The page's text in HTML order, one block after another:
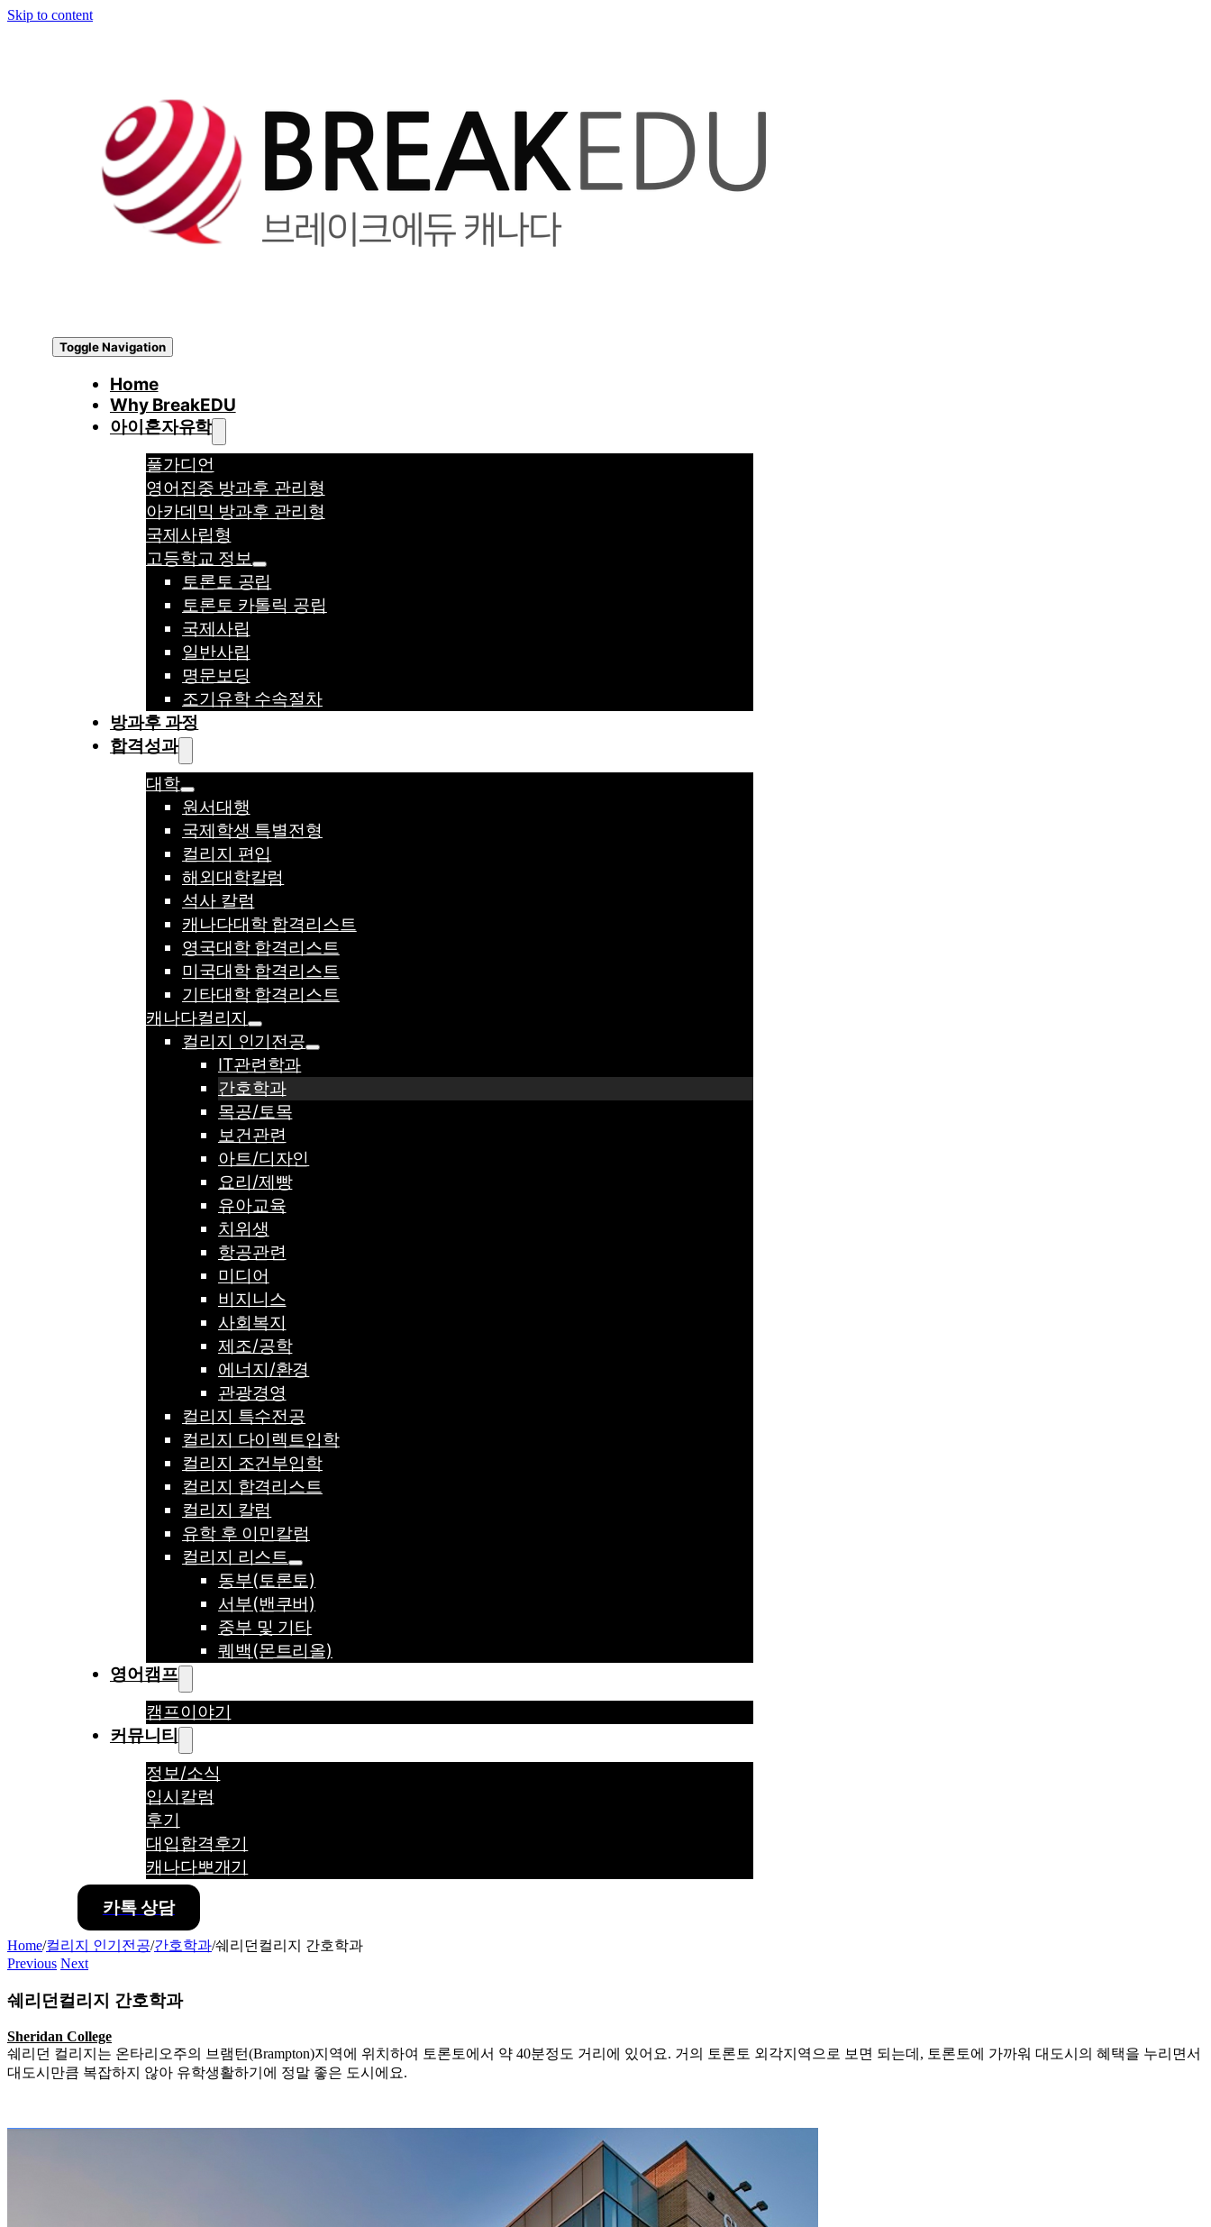
Skip to content
Toggle Navigation
Home
Why BreakEDU
아이혼자유학
풀가디언
영어집중 방과후 관리형
아카데믹 방과후 관리형
국제사립형
고등학교 정보
토론토 공립
토론토 카톨릭 공립
국제사립
일반사립
명문보딩
조기유학 수속절차
방과후 과정
합격성과
대학
원서대행
국제학생 특별전형
컬리지 편입
해외대학칼럼
석사 칼럼
캐나다대학 합격리스트
영국대학 합격리스트
미국대학 합격리스트
기타대학 합격리스트
캐나다컬리지
컬리지 인기전공
IT관련학과
간호학과
목공/토목
보건관련
아트/디자인
요리/제빵
유아교육
치위생
항공관련
미디어
비지니스
사회복지
제조/공학
에너지/환경
관광경영
컬리지 특수전공
컬리지 다이렉트입학
컬리지 조건부입학
컬리지 합격리스트
컬리지 칼럼
유학 후 이민칼럼
컬리지 리스트
동부(토론토)
서부(밴쿠버)
중부 및 기타
퀘백(몬트리올)
영어캠프
캠프이야기
커뮤니티
정보/소식
입시칼럼
후기
대입합격후기
캐나다뽀개기
카톡 상담
Home/컬리지 인기전공/간호학과/쉐리던컬리지 간호학과
Previous Next
쉐리던컬리지 간호학과
Sheridan College
쉐리던 컬리지는 온타리오주의 브램턴(Brampton)지역에 위치하여 토론토에서 약 40분정도 거리에 있어요. 거의 토론토 외각지역으로 보면 되는데, 토론토에 가까워 대도시의 혜택을 누리면서
대도시만큼 복잡하지 않아 유학생활하기에 정말 좋은 도시에요.